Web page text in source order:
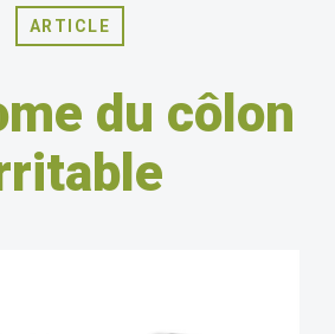
ARTICLE
du côlon